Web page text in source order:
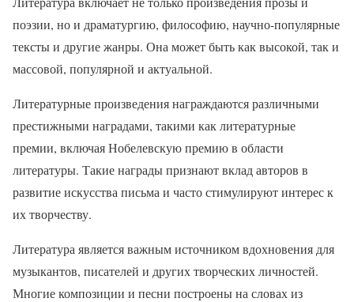
поэзии, но и драматургию, философию, научно-популярные
тексты и другие жанры. Она может быть как высокой, так и
массовой, популярной и актуальной.
Литературные произведения награждаются различными
престижными наградами, такими как литературные
премии, включая Нобелевскую премию в области
литературы. Такие награды признают вклад авторов в
развитие искусства письма и часто стимулируют интерес к
их творчеству.
Литература является важным источником вдохновения для
музыкантов, писателей и других творческих личностей.
Многие композиции и песни построены на словах из